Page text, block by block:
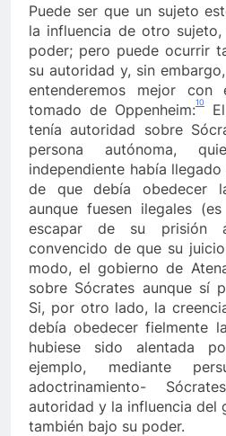
Puede ser que un sujeto
la influencia de otro
poder; pero puede ocurrir
su autoridad y, sin
entenderemos mejor con
tomado de Oppenheim:10
tenía autoridad sobre
persona autónoma,
independiente había
de que debía obedecer
aunque fuesen ilegales
escapar de su prisión
convencido de que su
modo, el gobierno de
sobre Sócrates aunque sí
Si, por otro lado, la
debía obedecer fielmente
hubiese sido alentada
ejemplo, mediante
adoctrinamiento-
autoridad y la influencia del
también bajo su poder.